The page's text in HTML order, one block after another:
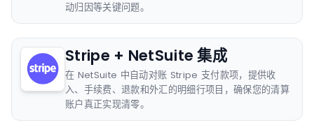
动归因等关键问题。
Stripe + NetSuite 集成
在 NetSuite 中自动对账 Stripe 支付款项，提供收
入、手续费、退款和外汇的明细行项目，确保您的清算
账户真正实现清零。